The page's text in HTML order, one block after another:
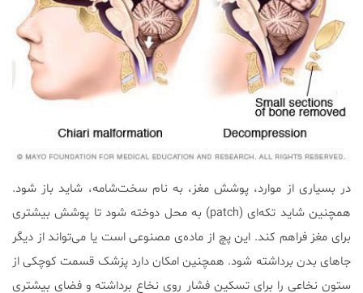
در بسیاری از موارد، پوشش مغز، به نام سخت‌شامه، شاید باز شود.
همچنین شاید تکه‌ای (patch) به محل دوخته شود تا پوشش بیشتری
برای مغز فراهم کند. این پچ از ماده‌ی مصنوعی است یا می‌تواند از دیگر
جاهای بدن برداشته شود. همچنین امکان دارد پزشک قسمت کوچکی از
ستون نخاعی را برای تسکین فشار روی نخاع برداشته و فضای بیشتری